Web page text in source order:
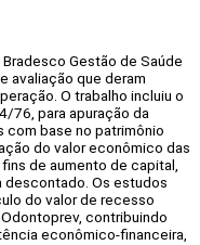
Gestão de Saúde
avaliação que deram
O trabalho incluiu o
76, para apuração da
com base no patrimônio
do valor econômico das
de aumento de capital,
descontado. Os estudos
do valor de recesso
contribuindo
econômico-financeira,